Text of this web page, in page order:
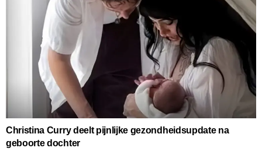
Christina Curry deelt pijnlijke gezondheidsupdate na
geboorte dochter